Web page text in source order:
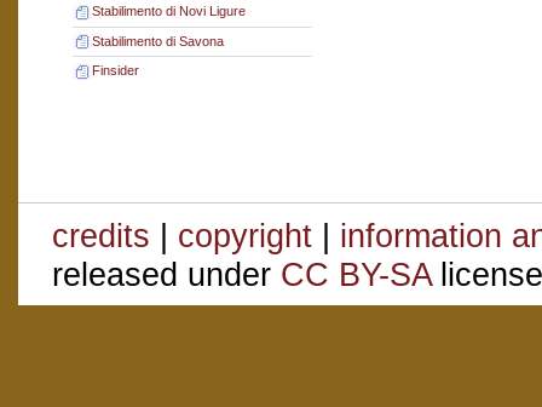
Stabilimento di Novi Ligure
Stabilimento di Savona
Finsider
credits | copyright | information
released under CC BY-SA